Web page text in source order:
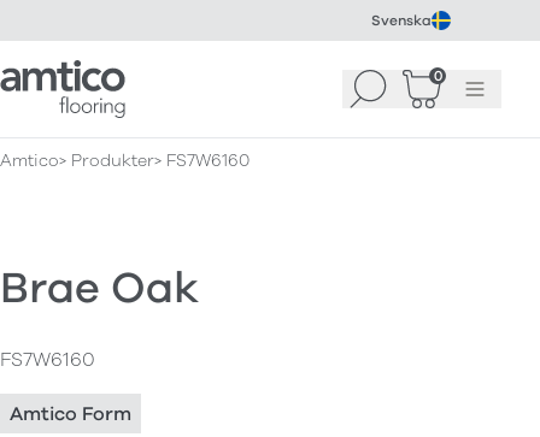
Svenska
Amtico Flooring Sök 0
Korg 0)Meny
Amtico Produkter FS7W6160
Brae Oak
FS7W6160
Amtico Form